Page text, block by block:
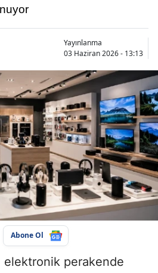
Yayınlanma
03 Haziran 2026 - 13:13
Abone Ol
perakende